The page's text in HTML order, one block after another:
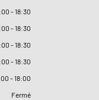
:00 - 18:30
:00 - 18:30
:00 - 18:30
:00 - 18:30
00 - 18:00
Fermé